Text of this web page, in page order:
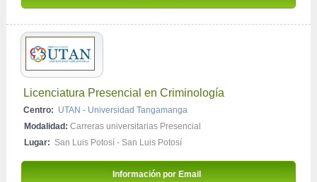
Licenciatura Presencial en Criminología
Centro: UTAN - Universidad Tangamanga
Modalidad: Carreras universitarias Presencial
Lugar: San Luis Potosí - San Luis Potosí
Información por Email